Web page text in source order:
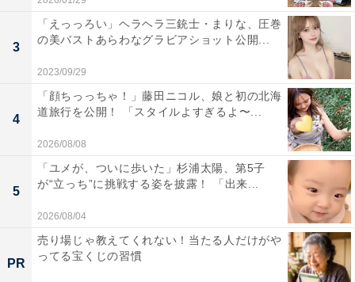
3
「えっっろい」ヘラヘラ三銃士・まりな、圧巻
の美バストあらわなグラビアショット公開...
2023/09/29
4
「顔ちっっちゃ！」藤田ニコル、娘と初の北海
道旅行を公開！ 「スタイルよすぎるよ〜...
2026/08/08
5
「ユメが、ついに歩いた」杉浦太陽、第5子
が“立っち”に挑戦する姿を披露！ 「出来...
2026/08/04
PR
売り場じゃ教えてくれない！当たる人だけがや
ってる宝くじの習慣